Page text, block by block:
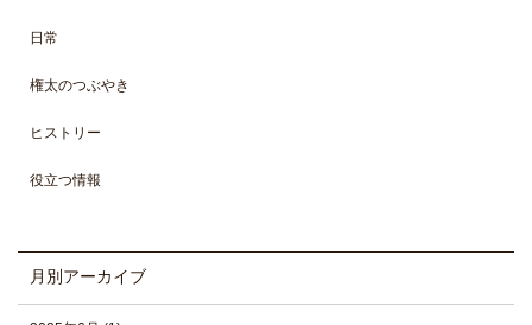
日常
権太のつぶやき
ヒストリー
役立つ情報
月別アーカイブ